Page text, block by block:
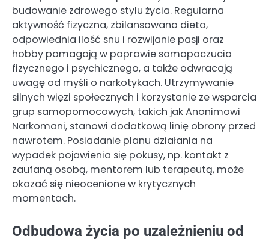
budowanie zdrowego stylu życia. Regularna
aktywność fizyczna, zbilansowana dieta,
odpowiednia ilość snu i rozwijanie pasji oraz
hobby pomagają w poprawie samopoczucia
fizycznego i psychicznego, a także odwracają
uwagę od myśli o narkotykach. Utrzymywanie
silnych więzi społecznych i korzystanie ze wsparcia
grup samopomocowych, takich jak Anonimowi
Narkomani, stanowi dodatkową linię obrony przed
nawrotem. Posiadanie planu działania na
wypadek pojawienia się pokusy, np. kontakt z
zaufaną osobą, mentorem lub terapeutą, może
okazać się nieocenione w krytycznych
momentach.
Odbudowa życia po uzależnieniu od